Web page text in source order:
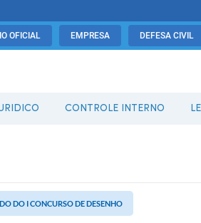
OFICIAL EMPRESA DEFESA CIVIL
CONTROLE INTERNO
DO I CONCURSO DE DESENHO